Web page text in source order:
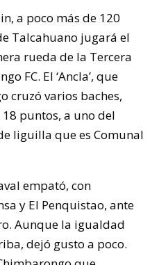
a poco más de 120
Talcahuano jugará el
rueda de la Tercera
FC. El ‘Ancla’, que
cruzó varios baches,
puntos, a uno del
liguilla que es Comunal
empató, con
y El Penquistao, ante
Aunque la igualdad
dejó gusto a poco.